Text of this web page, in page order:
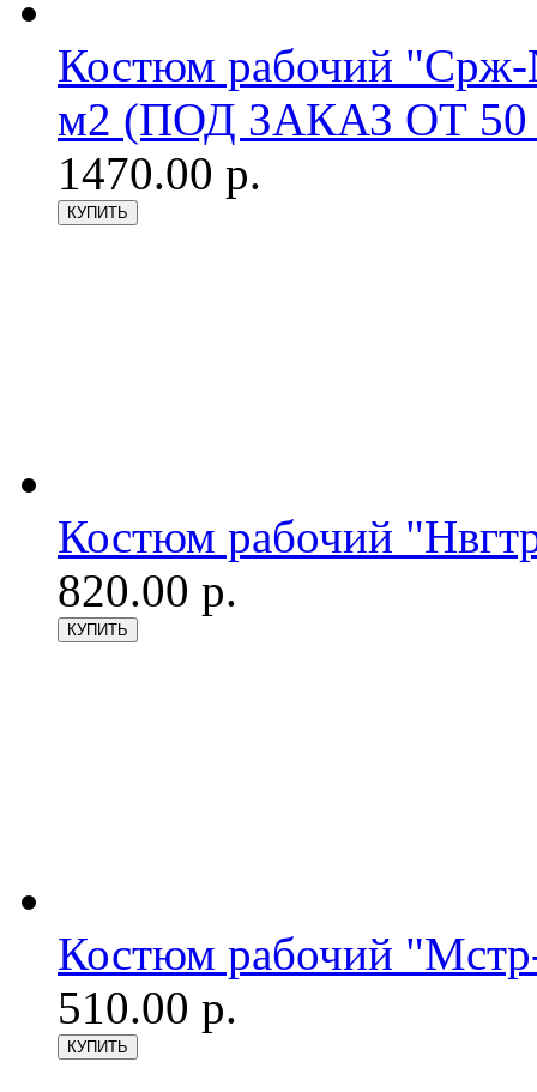
Костюм рабочий
м2 (ПОД ЗАКАЗ ОТ 50
1470.00 р.
Костюм рабочий
820.00 р.
Костюм рабочий
510.00 р.